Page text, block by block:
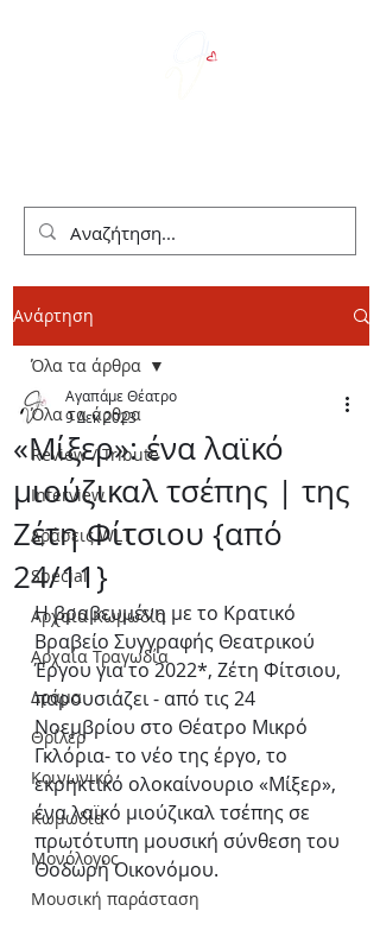
Ανάρτηση
Όλα τα άρθρα
Review / Tribute
Interview
Δράσεις WLT
Special
Αρχαία Κωμωδία
Αρχαία Τραγωδία
Δράμα
Θρίλερ
Κοινωνικό
Κωμωδία
Μονόλογος
Μουσική παράσταση
Όλα τα άρθρα
«Μίξερ»: ένα λαϊκό
μιούζικαλ τσέπης | της
Ζέτη Φίτσιου {από
24/11}
Αγαπάμε Θέατρο
9 Δεκ 2023
Η βραβευμένη με το Κρατικό
Βραβείο Συγγραφής Θεατρικού
Έργου για το 2022*, Ζέτη Φίτσιου,
παρουσιάζει - από τις 24
Νοεμβρίου στο Θέατρο Μικρό
Γκλόρια- το νέο της έργο, το
εκρηκτικό ολοκαίνουριο «Μίξερ»,
ένα λαϊκό μιούζικαλ τσέπης σε
πρωτότυπη μουσική σύνθεση του
Θοδωρή Οικονόμου.